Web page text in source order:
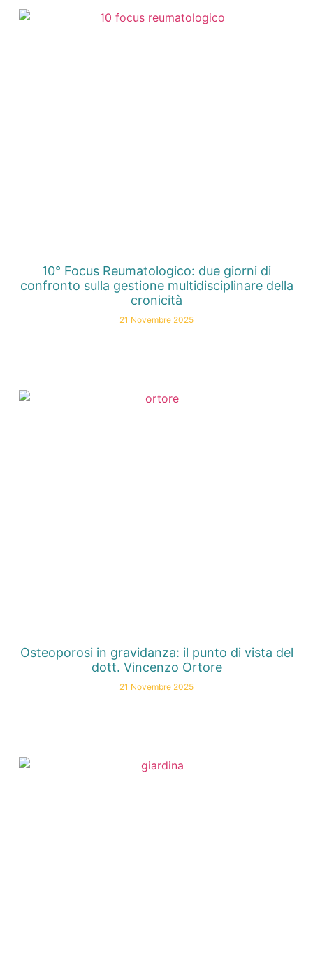
10° Focus Reumatologico: due giorni di
confronto sulla gestione multidisciplinare della
cronicità
21 Novembre 2025
Osteoporosi in gravidanza: il punto di vista del
dott. Vincenzo Ortore
21 Novembre 2025